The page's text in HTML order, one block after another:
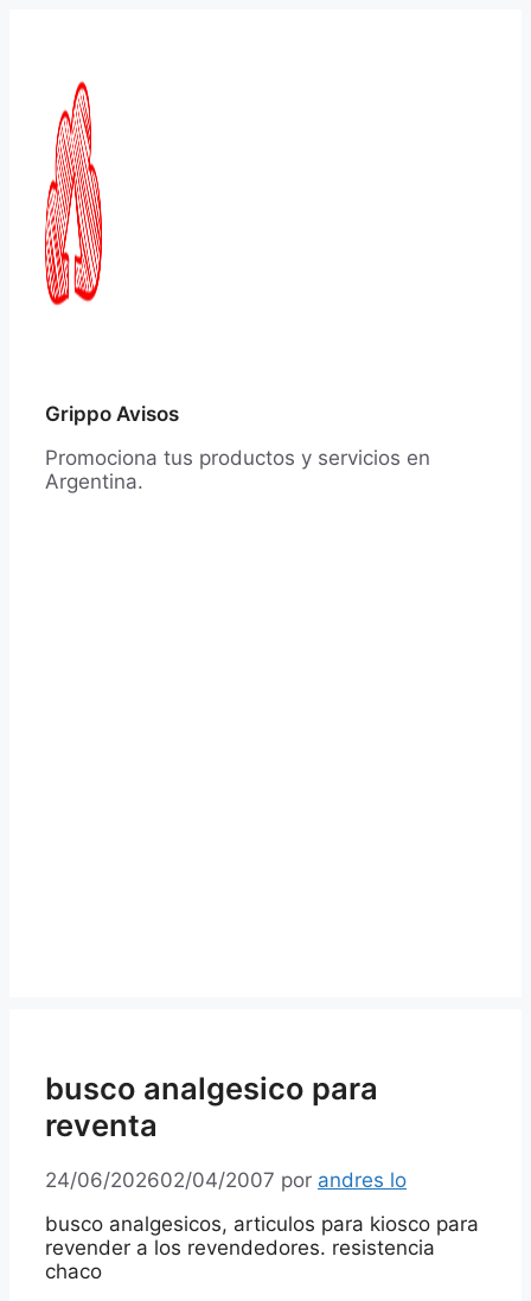
Grippo Avisos
Promociona tus productos y servicios en
Argentina.
busco analgesico para
reventa
24/06/202602/04/2007 por andres lo
busco analgesicos, articulos para kiosco para
revender a los revendedores. resistencia
chaco